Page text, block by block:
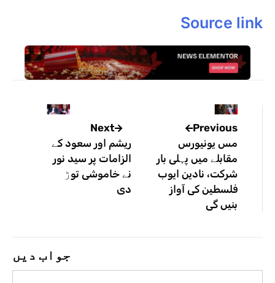
Source link
Previous
مس یونیورس
مقابلے میں پہلی بار
شرکت، نادین ایوب
فلسطین کی آواز
بنیں گی
Next
ریشم اور سعود کے
الزامات پر سید نور
نے خاموشی توڑ
دی
جواب دیں